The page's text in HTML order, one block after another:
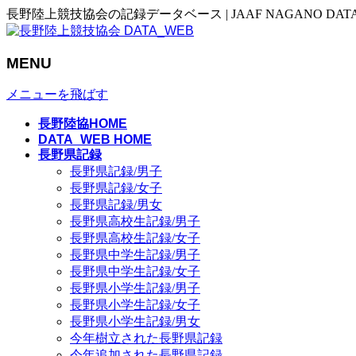
長野陸上競技協会の記録データベース | JAAF NAGANO
MENU
メニューを飛ばす
長野陸協HOME
DATA_WEB HOME
長野県記録
長野県記録/男子
長野県記録/女子
長野県記録/男女
長野県高校生記録/男子
長野県高校生記録/女子
長野県中学生記録/男子
長野県中学生記録/女子
長野県小学生記録/男子
長野県小学生記録/女子
長野県小学生記録/男女
今年樹立された長野県記録